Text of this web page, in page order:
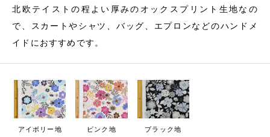
北欧テイストの程よい厚みのオックスプリント生地なの
で、スカートやシャツ、バッグ、エプロンなどのハンドメ
イドにおすすめです。
アイボリー地 ピンク地 ブラック地